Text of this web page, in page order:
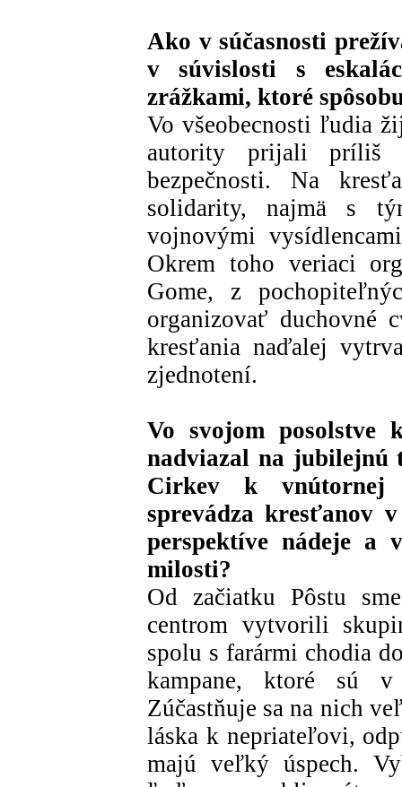
Ako v súčasnosti
v súvislosti s
zrážkami, ktoré
Vo všeobecnosti ľudia
autority prijali príliš
bezpečnosti. Na
solidarity, najmä s
vojnovými
Okrem toho veriaci
Gome, z
organizovať duchovné
kresťania naďalej
zjednotení.
Vo svojom posolstve
nadviazal na jubilejnú
Cirkev k vnútornej
sprevádza kresťanov
perspektíve nádeje
milosti?
Od začiatku Pôstu
centrom vytvorili
spolu s farármi chodia
kampane, ktoré sú
Zúčastňuje sa na nich
láska k nepriateľovi,
majú veľký úspech.